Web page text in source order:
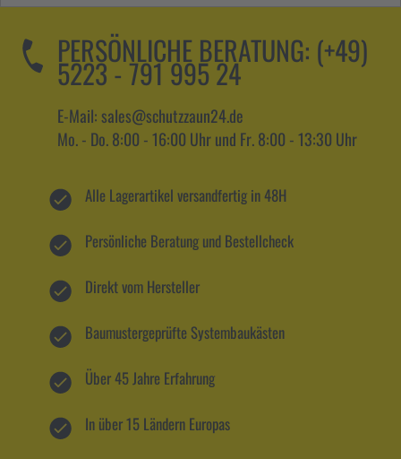
PERSÖNLICHE BERATUNG: (+49)
5223 - 791 995 24
E-Mail: sales@schutzzaun24.de
Mo. - Do. 8:00 - 16:00 Uhr und Fr. 8:00 - 13:30 Uhr
Alle Lagerartikel versandfertig in 48H
Persönliche Beratung und Bestellcheck
Direkt vom Hersteller
Baumustergeprüfte Systembaukästen
Über 45 Jahre Erfahrung
In über 15 Ländern Europas